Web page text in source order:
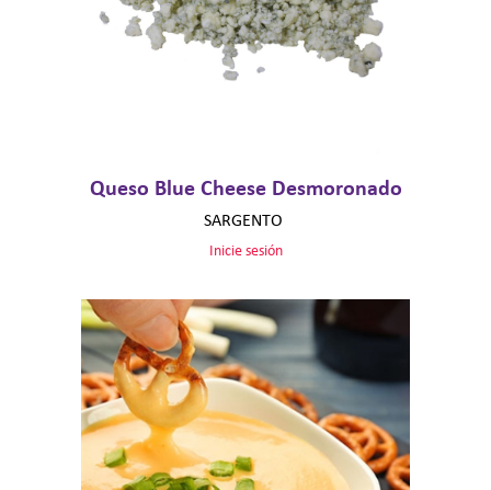
Queso Blue Cheese Desmoronado
SARGENTO
Inicie sesión